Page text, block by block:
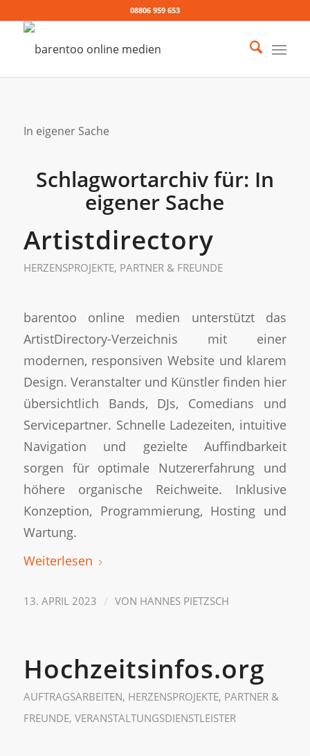
08806 959 653
In eigener Sache
Schlagwortarchiv für: In
eigener Sache
Artistdirectory
HERZENSPROJEKTE, PARTNER & FREUNDE
barentoo online medien unterstützt das
ArtistDirectory-Verzeichnis mit einer
modernen, responsiven Website und klarem
Design. Veranstalter und Künstler finden hier
übersichtlich Bands, DJs, Comedians und
Servicepartner. Schnelle Ladezeiten, intuitive
Navigation und gezielte Auffindbarkeit
sorgen für optimale Nutzererfahrung und
höhere organische Reichweite. Inklusive
Konzeption, Programmierung, Hosting und
Wartung.
Weiterlesen
13. APRIL 2023 / VON HANNES PIETZSCH
Hochzeitsinfos.org
AUFTRAGSARBEITEN, HERZENSPROJEKTE, PARTNER &
FREUNDE, VERANSTALTUNGSDIENSTLEISTER